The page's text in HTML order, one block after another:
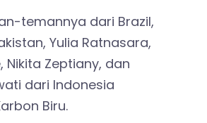
temannya dari Brazil,
Yulia Ratnasara,
Nikita Zeptiany, dan
dari Indonesia
Biru.